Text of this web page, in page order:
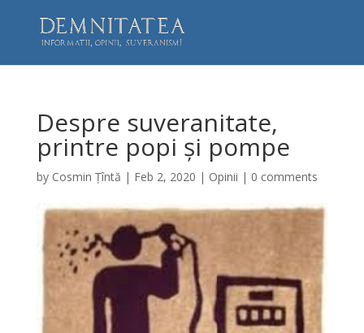
Despre suveranitate,
printre popi și pompe
by Cosmin Țîntă | Feb 2, 2020 | Opinii | 0 comments